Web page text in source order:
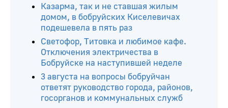
Казарма, так и не ставшая жилым
домом, в бобруйских Киселевичах
подешевела в пять раз
Светофор, Титовка и любимое кафе.
Отключения электричества в
Бобруйске на наступившей неделе
3 августа на вопросы бобруйчан
ответят руководство города, районов,
госорганов и коммунальных служб